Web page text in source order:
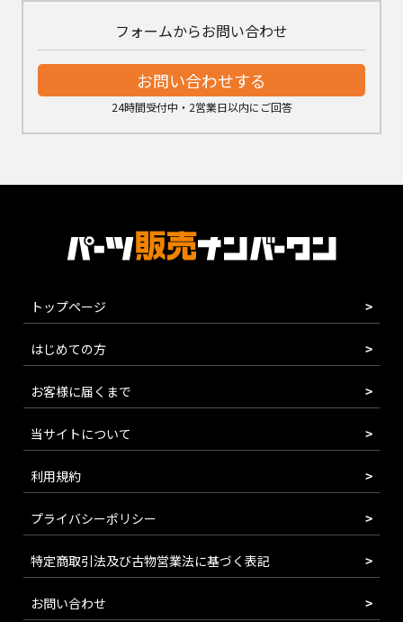
フォームからお問い合わせ
お問い合わせする
24時間受付中・2営業日以内にご回答
トップページ
はじめての方
お客様に届くまで
当サイトについて
利用規約
プライバシーポリシー
特定商取引法及び古物営業法に基づく表記
お問い合わせ